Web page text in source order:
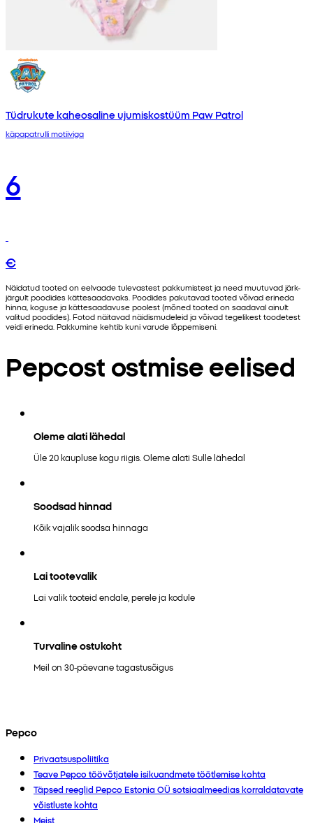
Tüdrukute kaheosaline ujumiskostüüm Paw Patrol
käpapatrulli motiiviga
6
€
Näidatud tooted on eelvaade tulevastest pakkumistest ja need muutuvad järk-
järgult poodides kättesaadavaks. Poodides pakutavad tooted võivad erineda
hinna, koguse ja kättesaadavuse poolest (mõned tooted on saadaval ainult
valitud poodides). Fotod näitavad näidismudeleid ja võivad tegelikest toodetest
veidi erineda. Pakkumine kehtib kuni varude lõppemiseni.
Pepcost ostmise eelised
Oleme alati lähedal
Üle 20 kaupluse kogu riigis. Oleme alati Sulle lähedal
Soodsad hinnad
Kõik vajalik soodsa hinnaga
Lai tootevalik
Lai valik tooteid endale, perele ja kodule
Turvaline ostukoht
Meil on 30-päevane tagastusõigus
Pepco
Privaatsuspoliitika
Teave Pepco töövõtjatele isikuandmete töötlemise kohta
Täpsed reeglid Pepco Estonia OÜ sotsiaalmeedias korraldatavate
võistluste kohta
Meist